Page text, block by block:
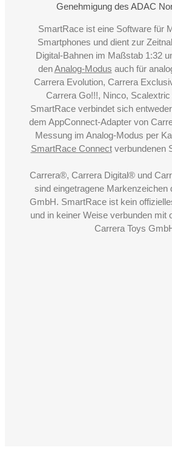
Genehmigung des ADAC
SmartRace ist eine Software für
Smartphones und dient zur
Digital-Bahnen im Maßstab 1:32
denAnalog-Modus auch für
Carrera Evolution, Carrera
Carrera Go!!!, Ninco, Scalextric
SmartRace verbindet sich
dem AppConnect-Adapter von
Messung im Analog-Modus per
SmartRace Connectverbundenen
Carrera®, Carrera Digital® und
sind eingetragene Markenzeichen
GmbH. SmartRace ist kein
und in keiner Weise verbunden mit
Carrera Toys